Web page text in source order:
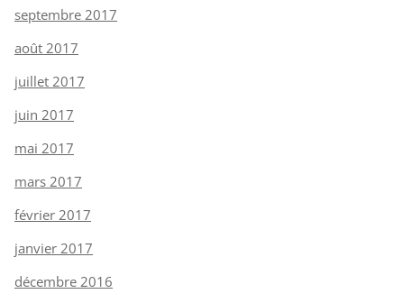
septembre 2017
août 2017
juillet 2017
juin 2017
mai 2017
mars 2017
février 2017
janvier 2017
décembre 2016